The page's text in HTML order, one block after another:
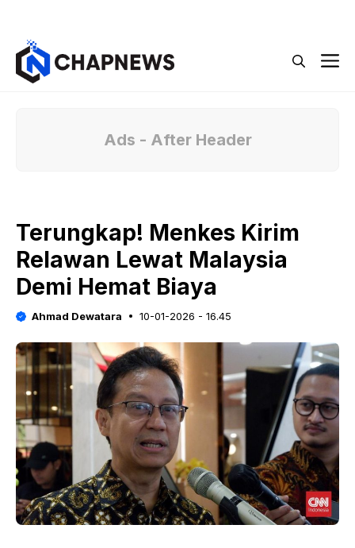
Ads - After Header
Terungkap! Menkes Kirim
Relawan Lewat Malaysia
Demi Hemat Biaya
Ahmad Dewatara 10-01-2026 - 16.45